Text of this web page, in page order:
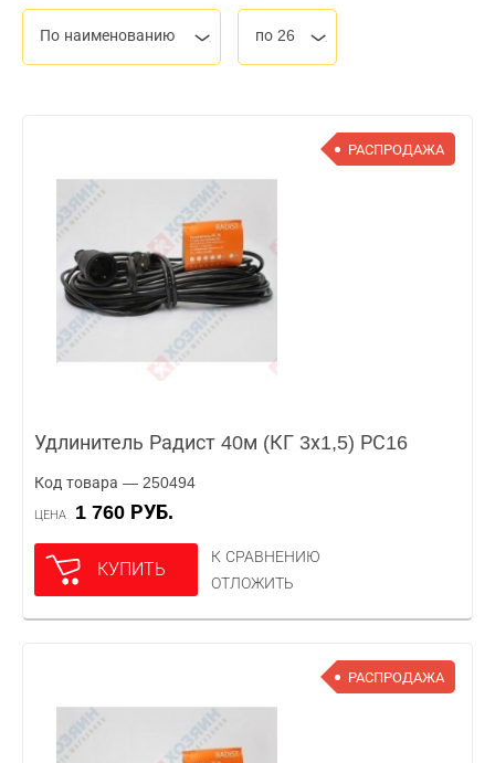
По наименованию по 26
РАСПРОДАЖА
Удлинитель Радист 40м (КГ 3х1,5) РС16
Код товара — 250494
ЦЕНА 1 760 РУБ.
КУПИТЬ
К СРАВНЕНИЮ
ОТЛОЖИТЬ
РАСПРОДАЖА